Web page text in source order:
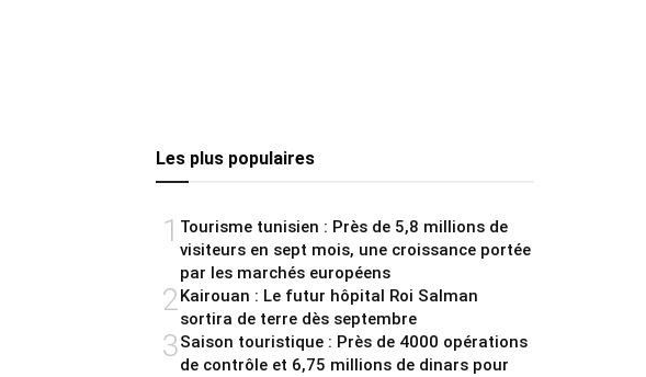
Les plus populaires
1 Tourisme tunisien : Près de 5,8 millions de
visiteurs en sept mois, une croissance portée
par les marchés européens
2Kairouan : Le futur hôpital Roi Salman
sortira de terre dès septembre
3Saison touristique : Près de 4000 opérations
de contrôle et 6,75 millions de dinars pour